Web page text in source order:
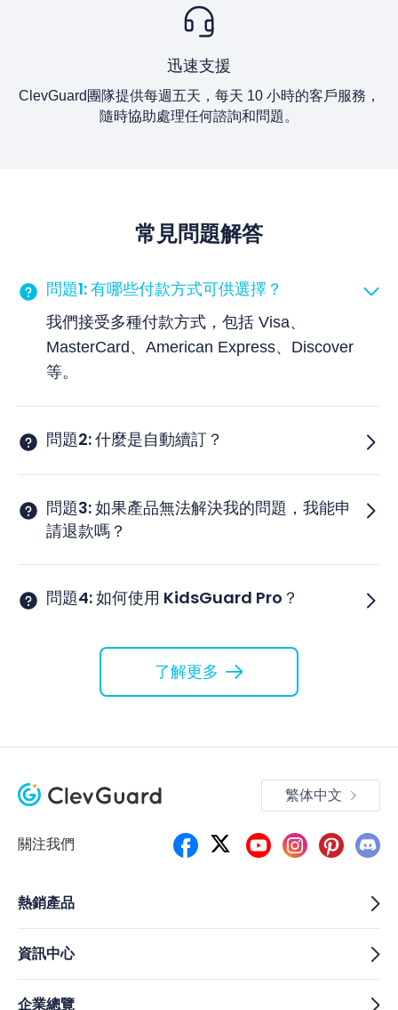
迅速支援
ClevGuard團隊提供每週五天，每天 10 小時的客戶服務，
隨時協助處理任何諮詢和問題。
常見問題解答
問題1: 有哪些付款方式可供選擇？
我們接受多種付款方式，包括 Visa、
MasterCard、American Express、Discover
等。
問題2: 什麼是自動續訂？
問題3: 如果產品無法解決我的問題，我能申
請退款嗎？
問題4: 如何使用 KidsGuard Pro？
了解更多
關注我們
繁体中文
熱銷產品
資訊中心
企業總覽